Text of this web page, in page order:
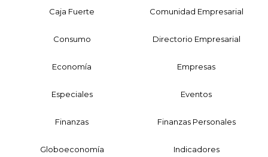
Caja Fuerte Comunidad Empresarial
Consumo Directorio Empresarial
Economía Empresas
Especiales Eventos
Finanzas Finanzas Personales
Globoeconomía Indicadores